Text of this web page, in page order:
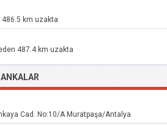
km uzakta
487.4 km uzakta
Cad. No:10/A Muratpaşa/Antalya